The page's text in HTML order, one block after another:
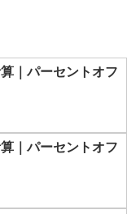
｜パーセントオフ
｜パーセントオフ